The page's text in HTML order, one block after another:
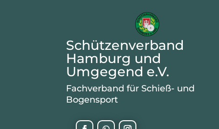
Schützenverband
Hamburg und
Umgegend e.V.
Fachverband für Schieß- und
Bogensport